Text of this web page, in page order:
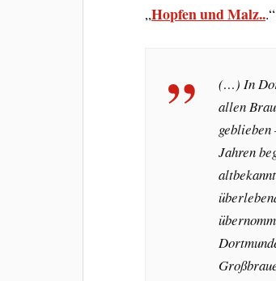
„Hopfen und Malz..
(…) In
allen
Jahren